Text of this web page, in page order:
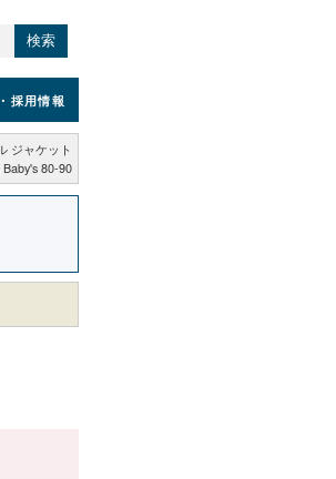
検索
・採用情報
ジャケット
Baby's 80-90